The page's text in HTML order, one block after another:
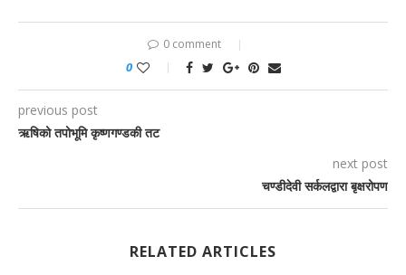
0 comment
0
previous post
ऋषिको तपोभूमि कृष्णगण्डकी तट
next post
चण्डीदेवी सर्कलद्वारा बृक्षरोपण
RELATED ARTICLES